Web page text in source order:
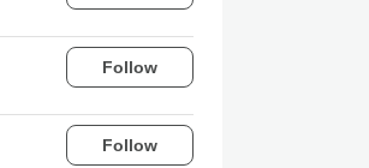
Follow
Follow